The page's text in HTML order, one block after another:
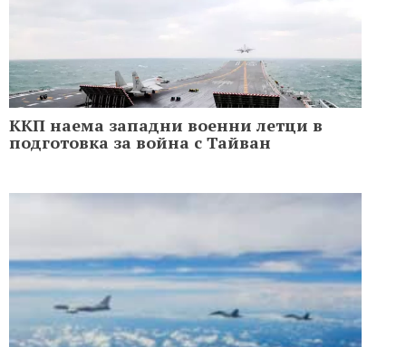
ККП наема западни военни летци в
подготовка за война с Тайван